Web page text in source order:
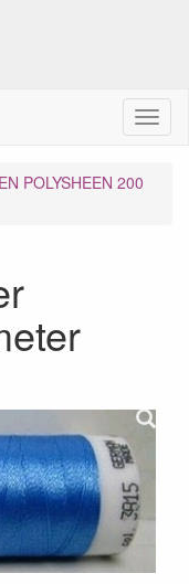
M
e
POLYSHEEN 200